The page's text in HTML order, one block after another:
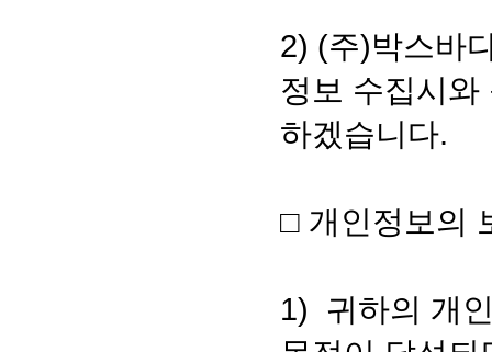
2) (주)박스바
정보 수집시
하겠습니다.
□ 개인정보의
1) 귀하의 개